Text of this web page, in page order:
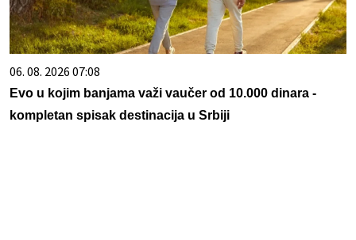
06. 08. 2026 07:08
Evo u kojim banjama važi vaučer od 10.000 dinara -
kompletan spisak destinacija u Srbiji